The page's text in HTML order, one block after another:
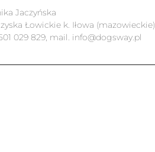
Jaczyńska
Łowickie k. Iłowa (mazowieckie)
029 829, mail. info@dogsway.pl